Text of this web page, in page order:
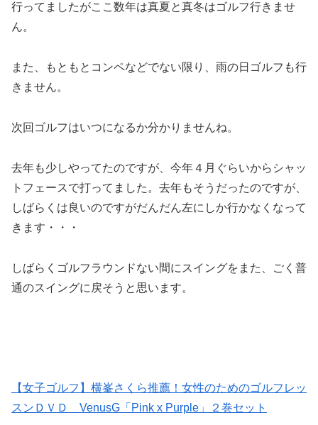
行ってましたがここ数年は真夏と真冬はゴルフ行きませ
ん。
また、もともとコンペなどでない限り、雨の日ゴルフも行
きません。
次回ゴルフはいつになるか分かりませんね。
去年も少しやってたのですが、今年４月ぐらいからシャッ
トフェースで打ってました。去年もそうだったのですが、
しばらくは良いのですがだんだん左にしか行かなくなって
きます・・・
しばらくゴルフラウンドない間にスイングをまた、ごく普
通のスイングに戻そうと思います。
【女子ゴルフ】横峯さくら推薦！女性のためのゴルフレッ
スンＤＶＤ VenusG「Pink x Purple」２巻セット